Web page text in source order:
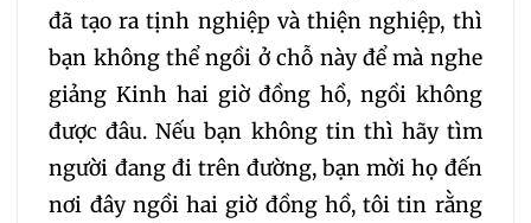
358 359 360
361 362 363
364 365 366
đã tạo ra tịnh nghiệp và thiện nghiệp, thì
bạn không thể ngồi ở chỗ này để mà nghe
giảng Kinh hai giờ đồng hồ, ngồi không
được đâu. Nếu bạn không tin thì hãy tìm
người đang đi trên đường, bạn mời họ đến
nơi đây ngồi hai giờ đồng hồ, tôi tin rằng